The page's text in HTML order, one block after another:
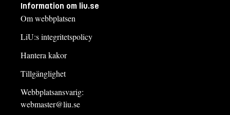
Information om liu.se
Om webbplatsen
LiU:s integritetspolicy
Hantera kakor
Tillgänglighet
Webbplatsansvarig:
webmaster@liu.se